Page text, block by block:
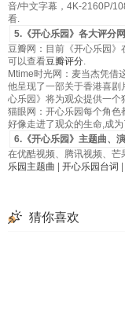
音/中文字幕，4K-2160P/
看.
5.《开心乐园》各大评分
豆瓣网：目前《开心乐园
可以查看豆瓣评分.
Mtime时光网：麦当杰凭借
他呈现了一部关于香港喜
心乐园》将为观众提供一
猫眼网：开心乐园每个角
好像走进了观众的生命,成
6.《开心乐园》主题曲、
在优酷视频、腾讯视频、芒
乐园主题曲
开心乐园台词
猜你喜欢